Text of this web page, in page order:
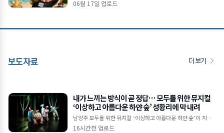
06월 17일 업로드
보도자료 더 보기
내가 느끼는 방식이 곧 정답… 모두를 위한 뮤지컬
‘이상하고 아름다운 하얀 숲’ 성황리에 막 내려
남양주 모두를 위한 뮤지컬 ‘이상하고 아름다운 하얀 숲’이 지난 7
월 24일부터 26일까지 모두예술극장에서 진행된 4회 공연을 총 5
16시간전 업로드